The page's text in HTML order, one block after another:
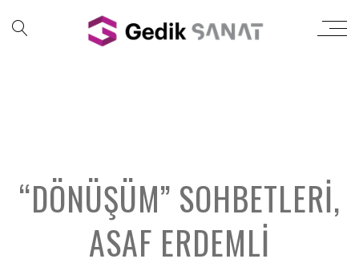
“DÖNÜŞÜM” SOHBETLERI,
ASAF ERDEMLI